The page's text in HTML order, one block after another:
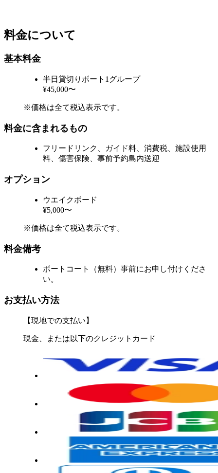
料金について
基本料金
半日貸切りボート1グループ
¥45,000〜
※価格は全て税込表示です。
料金に含まれるもの
フリードリンク、ガイド料、消費税、施設使用
料、傷害保険、事前予約島内送迎
オプション
ウエイクボード
¥5,000〜
※価格は全て税込表示です。
料金備考
ボートコート（無料）事前にお申し付けくださ
い。
お支払い方法
【現地での支払い】
現金、または以下のクレジットカード